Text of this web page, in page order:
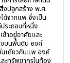
งปลูกสร้าง พ.ศ.
ด้จากแพ ซึ่งเป็น
ระกอบที่หนึ่ง
ข้าอยู่อาศัยและ
งบนพื้นดิน องค์
นเดียวกับแพ องค์
ะทรัพยากรในท้อง